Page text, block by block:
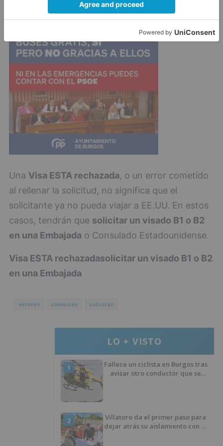
Están trabajando de manera ilegal en los
EE.UU.
Una Visa ESTA rechazada, o un error cometido
al rellenar la solicitud, no significa que el
solicitante ya no pueda viajar a EE.UU. En estos
casos, tendrán que solicitar un visado B1 o B2
en una Embajada o Consulado Estadounidense.
Visa ESTA rechazadasolicitar un visado B1 o B2
en una Embajada
errores comunes solicitar
LO + VISTO
1
Fallece un ciclista en Burgos tras
avisar otro conductor que se
2
Villatoro da el primer paso para
dejar atrás su aislamiento con el